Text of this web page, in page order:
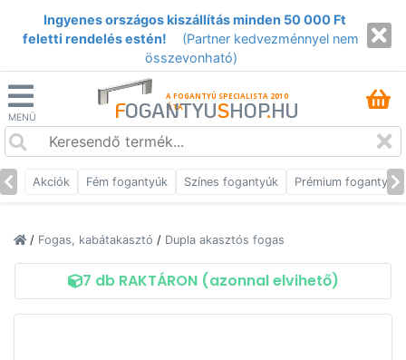
Ingyenes országos kiszállítás minden 50 000 Ft
feletti rendelés estén!
(Partner kedvezménnyel nem
összevonható)
MENÜ
A FOGANTYÚ SPECIALISTA 2010
ÓTA
FOGANTYUSHOP.HU
Akciók Fém fogantyúk Színes fogantyúk Prémium fogantyúk
/ Fogas, kabátakasztó / Dupla akasztós fogas
7 db RAKTÁRON (azonnal elvihető)